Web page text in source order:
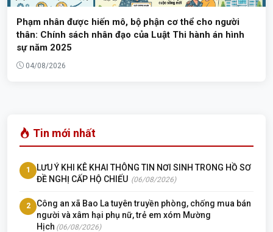
Phạm nhân được hiến mô, bộ phận cơ thể cho người
thân: Chính sách nhân đạo của Luật Thi hành án hình
sự năm 2025
04/08/2026
Tin mới nhất
1
LƯU Ý KHI KÊ KHAI THÔNG TIN NƠI SINH TRONG HỒ SƠ
ĐỀ NGHỊ CẤP HỘ CHIẾU (06/08/2026)
2
Công an xã Bao La tuyên truyền phòng, chống mua bán
người và xâm hại phụ nữ, trẻ em xóm Mường
Hịch (06/08/2026)